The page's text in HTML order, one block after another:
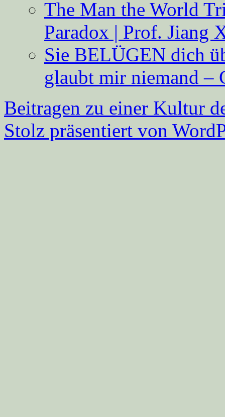
The Man the World
Paradox | Prof. Jiang
Sie BELÜGEN dich
glaubt mir niemand –
Beitragen zu einer Kultur
Stolz präsentiert von